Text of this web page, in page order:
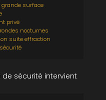
grande surface
privé
nocturnes
suite effraction
de sécurité intervient